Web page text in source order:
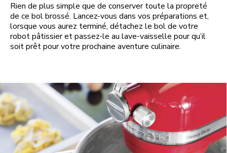
Rien de plus simple que de conserver toute la propreté
de ce bol brossé. Lancez-vous dans vos préparations et,
lorsque vous aurez terminé, détachez le bol de votre
robot pâtissier et passez-le au lave-vaisselle pour qu’il
soit prêt pour votre prochaine aventure culinaire.